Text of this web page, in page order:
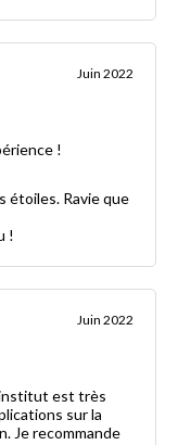
Juin 2022
!
étoiles. Ravie que
!
Juin 2022
est très
sur la
Je recommande